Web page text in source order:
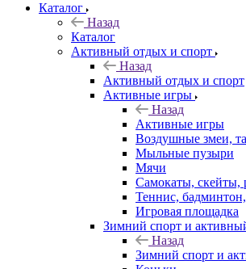
Каталог
Назад
Каталог
Активный отдых и спорт
Назад
Активный отдых и спорт
Активные игры
Назад
Активные игры
Воздушные змеи,
Мыльные пузыри
Мячи
Самокаты, скейты,
Теннис,
Игровая площадка
Зимний спорт и
Назад
Зимний спорт и